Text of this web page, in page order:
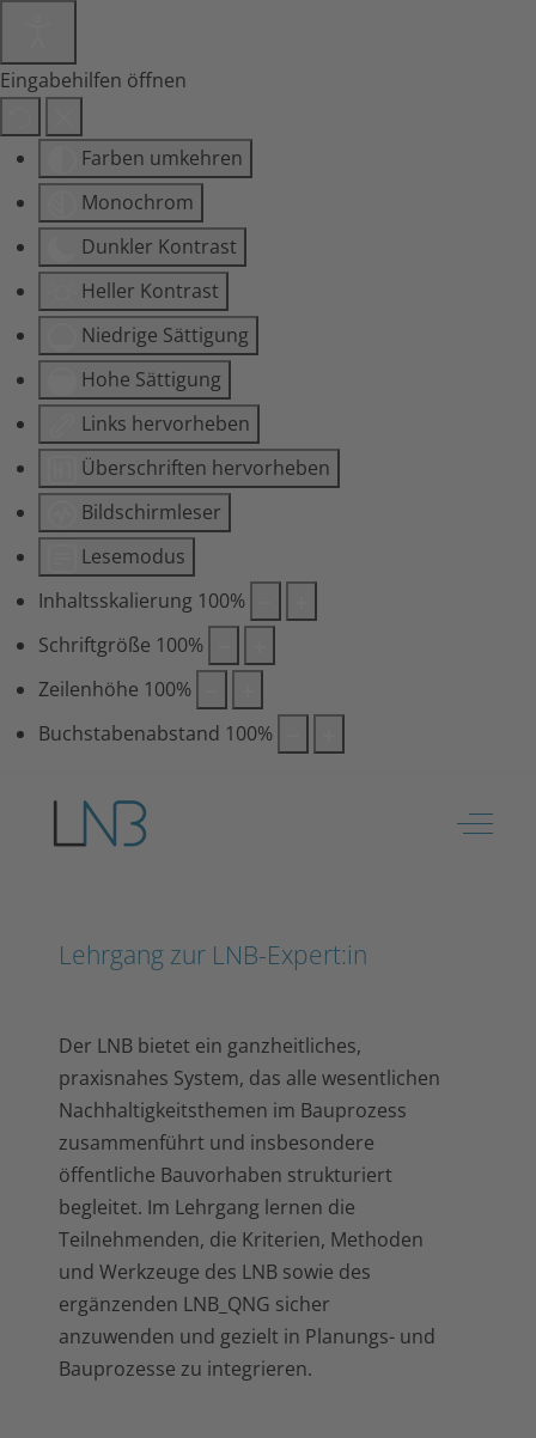
Eingabehilfen öffnen
Farben umkehren
Monochrom
Dunkler Kontrast
Heller Kontrast
Niedrige Sättigung
Hohe Sättigung
Links hervorheben
Überschriften hervorheben
Bildschirmleser
Lesemodus
Inhaltsskalierung 100%
Schriftgröße 100%
Zeilenhöhe 100%
Buchstabenabstand 100%
Off-
Lehrgang zur LNB-Expert:in
Der LNB bietet ein ganzheitliches,
praxisnahes System, das alle wesentlichen
Nachhaltigkeitsthemen im Bauprozess
zusammenführt und insbesondere
öffentliche Bauvorhaben strukturiert
begleitet. Im Lehrgang lernen die
Teilnehmenden, die Kriterien, Methoden
und Werkzeuge des LNB sowie des
ergänzenden LNB_QNG sicher
anzuwenden und gezielt in Planungs- und
Bauprozesse zu integrieren.